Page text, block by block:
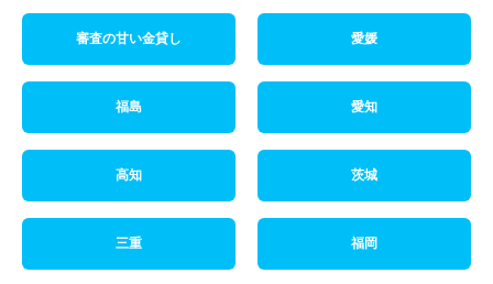
審査の甘い金貸し 愛媛
福島 愛知
高知 茨城
三重 福岡